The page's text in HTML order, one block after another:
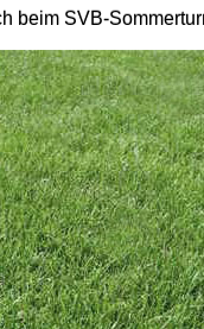
Sommerturnier